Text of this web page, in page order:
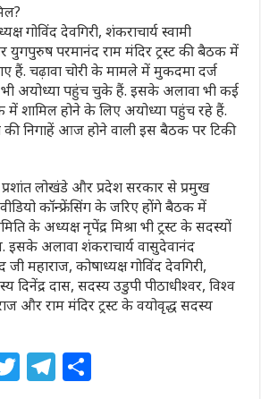
गोविंद देवगिरी, शंकराचार्य स्वामी
युगपुरुष परमानंद राम मंदिर ट्रस्ट की बैठक में
हैं. चढ़ावा चोरी के मामले में मुकदमा दर्ज
अयोध्या पहुंच चुके हैं. इसके अलावा भी कई
में शामिल होने के लिए अयोध्या पहुंच रहे हैं.
निगाहें आज होने वाली इस बैठक पर टिकी
लोखंडे और प्रदेश सरकार से प्रमुख
कॉन्फ्रेंसिंग के जरिए होंगे बैठक में
के अध्यक्ष नृपेंद्र मिश्रा भी ट्रस्ट के सदस्यों
इसके अलावा शंकराचार्य वासुदेवानंद
महाराज, कोषाध्यक्ष गोविंद देवगिरी,
दास, सदस्य उडुपी पीठाधीश्वर, विश्व
और राम मंदिर ट्रस्ट के वयोवृद्ध सदस्य
T T